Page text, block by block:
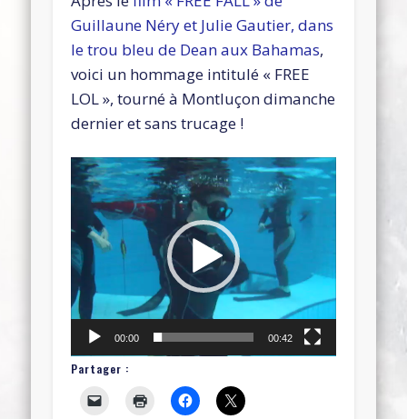
Guillaune Néry et Julie Gautier, dans
le trou bleu de Dean aux Bahamas,
voici un hommage intitulé « FREE
LOL », tourné à Montluçon dimanche
dernier et sans trucage !
Lecteur
vidéo
00:00 00:42
Partager :